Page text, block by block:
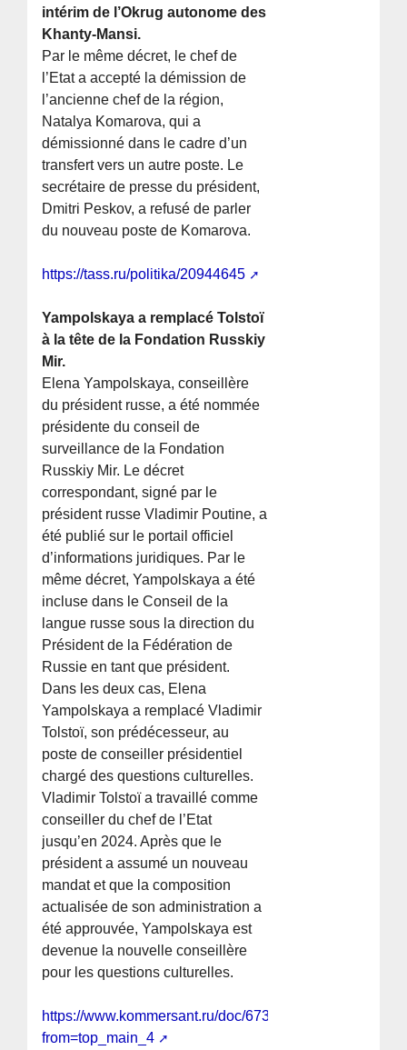
intérim de l’Okrug autonome des
Khanty-Mansi.
Par le même décret, le chef de
l’Etat a accepté la démission de
l’ancienne chef de la région,
Natalya Komarova, qui a
démissionné dans le cadre d’un
transfert vers un autre poste. Le
secrétaire de presse du président,
Dmitri Peskov, a refusé de parler
du nouveau poste de Komarova.
https://tass.ru/politika/20944645
Yampolskaya a remplacé Tolstoï
à la tête de la Fondation Russkiy
Mir.
Elena Yampolskaya, conseillère
du président russe, a été nommée
présidente du conseil de
surveillance de la Fondation
Russkiy Mir. Le décret
correspondant, signé par le
président russe Vladimir Poutine, a
été publié sur le portail officiel
d’informations juridiques. Par le
même décret, Yampolskaya a été
incluse dans le Conseil de la
langue russe sous la direction du
Président de la Fédération de
Russie en tant que président.
Dans les deux cas, Elena
Yampolskaya a remplacé Vladimir
Tolstoï, son prédécesseur, au
poste de conseiller présidentiel
chargé des questions culturelles.
Vladimir Tolstoï a travaillé comme
conseiller du chef de l’Etat
jusqu’en 2024. Après que le
président a assumé un nouveau
mandat et que la composition
actualisée de son administration a
été approuvée, Yampolskaya est
devenue la nouvelle conseillère
pour les questions culturelles.
https://www.kommersant.ru/doc/6730706?
from=top_main_4